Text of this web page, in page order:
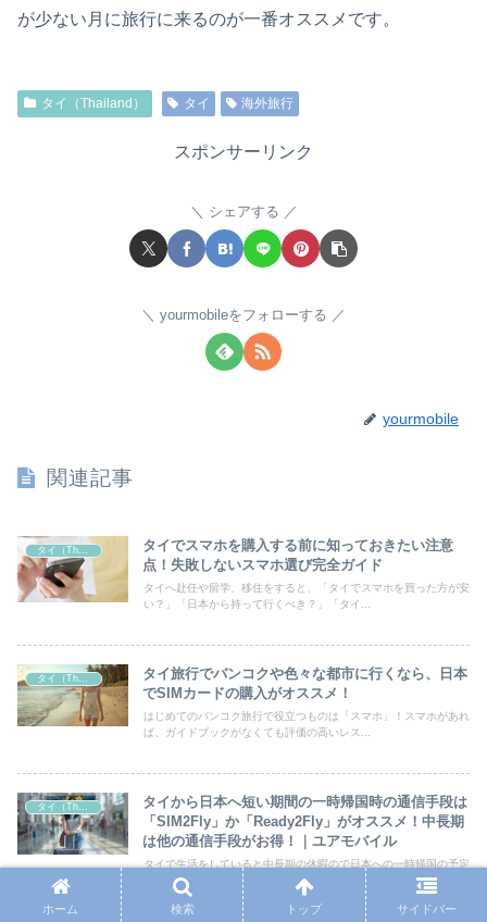
が少ない月に旅行に来るのが一番オススメです。
タイ（Thailand） タイ 海外旅行
スポンサーリンク
シェアする
yourmobileをフォローする
yourmobile
関連記事
タイ（Thailand）
タイでスマホを購入する前に知っておきたい注意
点！失敗しないスマホ選び完全ガイド
タイへ赴任や留学、移住をすると、「タイでスマホを買った方が安
い？」「日本から持って行くべき？」「タイ...
タイ（Thailand）
タイ旅行でバンコクや色々な都市に行くなら、日本
でSIMカードの購入がオススメ！
はじめてのバンコク旅行で役立つものは「スマホ」！スマホがあれ
ば、ガイドブックがなくても評価の高いレス...
タイ（Thailand）
タイから日本へ短い期間の一時帰国時の通信手段は
「SIM2Fly」か「Ready2Fly」がオススメ！中長期
は他の通信手段がお得！｜ユアモバイル
タイで生活をしていると中長期の休暇ので日本への一時帰国の予定
を立てるという人も多いのではないでしょう...
ホーム 検索 トップ サイドバー